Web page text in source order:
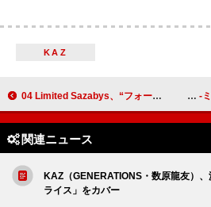
KAZ
04 Limited Sazabys、“フォーリミの日”に初野外フリーライブ【HOMESICK】開催決定
関連ニュース
KAZ（GENERATIONS・数原龍友）
ライス」をカバー